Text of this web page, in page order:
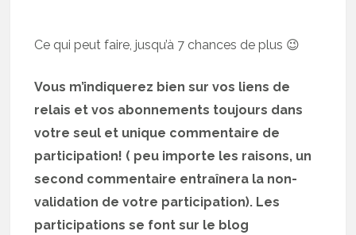
Ce qui peut faire, jusqu’à 7 chances de plus 😉
Vous m’indiquerez bien sur vos liens de
relais et vos abonnements toujours dans
votre seul et unique commentaire de
participation! ( peu importe les raisons, un
second commentaire entraînera la non-
validation de votre participation). Les
participations se font sur le blog